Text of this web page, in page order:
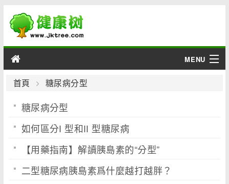
MENU
男性
女性
育兒
老人
首頁 糖尿病分型
糖尿病分型
如何區分I 型和II 型糖尿病
【用藥指南】解讀胰島素的“分型”
二型糖尿病胰島素爲什麼越打越胖？